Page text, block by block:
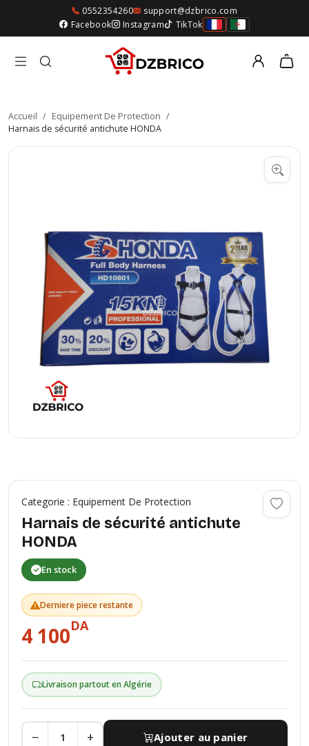
0552354260
support@dzbrico.com
Facebook
Instagram TikTok
Accueil / Equipement De Protection /
Harnais de sécurité antichute HONDA
Categorie : Equipement De Protection
Harnais de sécurité antichute
HONDA
En stock
Derniere piece restante
4 100DA
Livraison partout en Algérie
− + Ajouter au panier